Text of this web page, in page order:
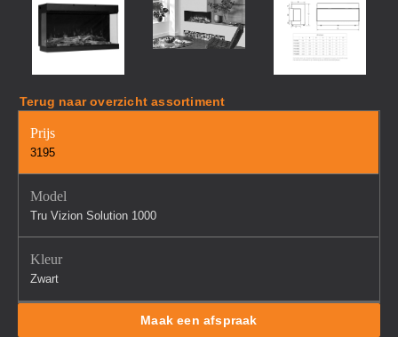
Terug naar overzicht assortiment
Prijs
3195
Model
Tru Vizion Solution 1000
Kleur
Zwart
Maak een afspraak